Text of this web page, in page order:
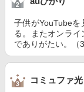
子供がYouTubeを
る。またオンラ
でありがたい。（
コミュファ